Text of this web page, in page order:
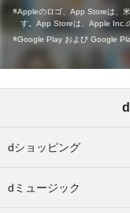
Appleのロゴ、App Storeは、
す。App Storeは、Apple Inc.
Google Play および Google
dショッピング
dミュージック